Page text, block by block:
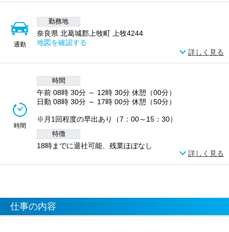
通勤
勤務地
奈良県 北葛城郡上牧町 上牧4244
地図を確認する
詳しく見る
時間
時間
午前 08時 30分 ～ 12時 30分 休憩（00分）
日勤 08時 30分 ～ 17時 00分 休憩（50分）
※月1回程度の早出あり（7：00～15：30）
特徴
18時までに退社可能、残業ほぼなし
詳しく見る
仕事の内容